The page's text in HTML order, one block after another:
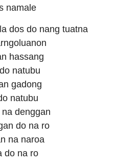
namale
dos do nang tuatna
hassang
natubu
gadong
natubu
denggan
do na ro
na naroa
do na ro